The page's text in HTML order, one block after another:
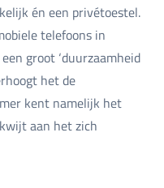
én een privétoestel.
telefoons in
groot ‘duurzaamheid
het de
kent namelijk het
aan het zich